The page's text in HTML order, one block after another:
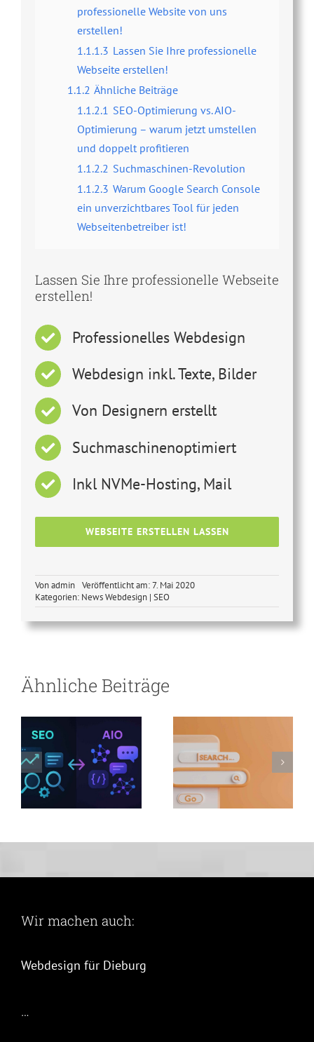
professionelle Website von uns
erstellen!
1.1.1.3 Lassen Sie Ihre professionelle
Webseite erstellen!
1.1.2 Ähnliche Beiträge
1.1.2.1 SEO-Optimierung vs. AIO-
Optimierung – warum jetzt umstellen
und doppelt profitieren
1.1.2.2 Suchmaschinen-Revolution
1.1.2.3 Warum Google Search Console
ein unverzichtbares Tool für jeden
Webseitenbetreiber ist!
Lassen Sie Ihre professionelle Webseite
erstellen!
Professionelles Webdesign
Webdesign inkl. Texte, Bilder
Von Designern erstellt
Suchmaschinenoptimiert
Inkl NVMe-Hosting, Mail
WEBSEITE ERSTELLEN LASSEN
Vonadmin Veröffentlicht am: 7. Mai 2020
Kategorien: News Webdesign | SEO
Ähnliche Beiträge
SEO-
Optimierung –
warum jetzt
profitieren
Wir machen auch:
Webdesign für Dieburg
…